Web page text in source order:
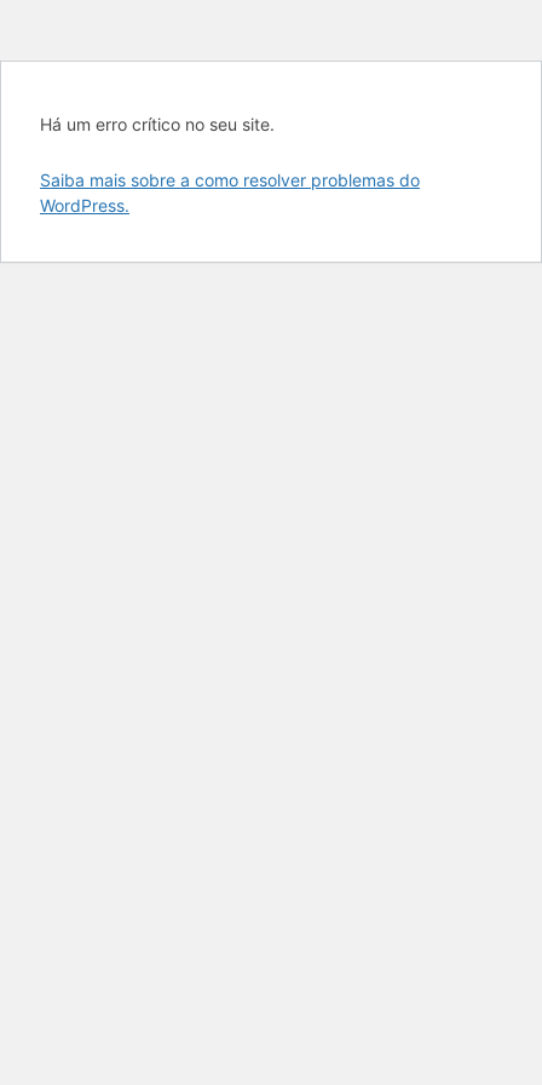
Há um erro crítico no seu site.
Saiba mais sobre a como resolver problemas do
WordPress.